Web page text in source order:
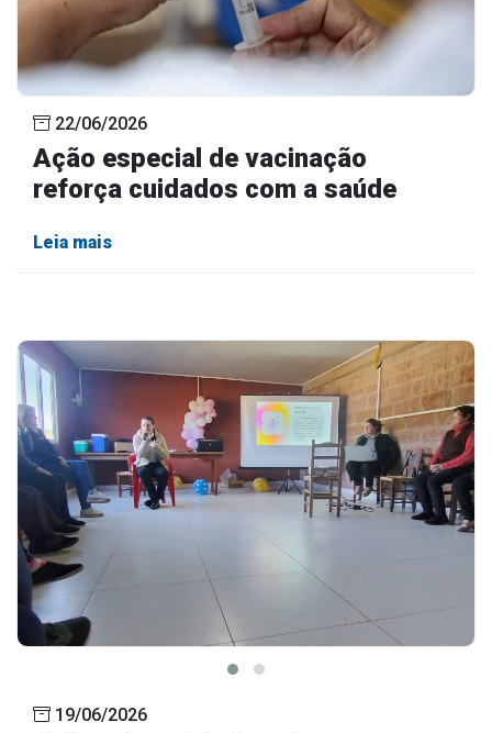
22/06/2026
Ação especial de vacinação
reforça cuidados com a saúde
Leia mais
19/06/2026